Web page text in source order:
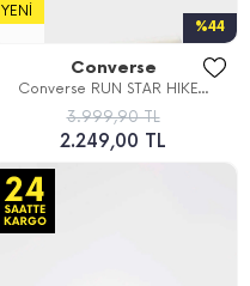
%44
YENI
Converse
Converse RUN STAR HIKE...
3.999,90 TL
2.249,00 TL